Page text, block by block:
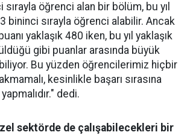
sırayla öğrenci alan bir bölüm, bu yıl
bininci sırayla öğrenci alabilir. Ancak
yaklaşık 480 iken, bu yıl yaklaşık
gibi puanlar arasında büyük
Bu yüzden öğrencilerimiz hiçbir
kesinlikle başarı sırasına
dedi.
sektörde de çalışabilecekleri bir